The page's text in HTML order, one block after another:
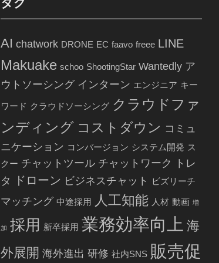
タグ
AI chatwork DRONE EC faavo freee LINE
Makuake schoo ShootingStar Wantedly ア
ウトソーシング インターン エンジニア キー
ワード クラウドソーシング クラウドファ
ンディング コストダウン コミュ
ニケーション コンバージョン システム開発 ス
クー チャットツール チャットワーク
トレ
タ
ドローン ビジネスチャット ビズリーチ
マッチング 中途採用 人工知能 人材 動画 増
加 採用 新卒採用 業務効率向上 海
外展開 海外進出 研修 社内SNS 販売促